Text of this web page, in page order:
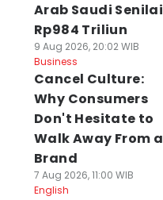
Arab Saudi Senilai
Rp984 Triliun
9 Aug 2026, 20:02 WIB
Business
Cancel Culture:
Why Consumers
Don't Hesitate to
Walk Away From a
Brand
7 Aug 2026, 11:00 WIB
English